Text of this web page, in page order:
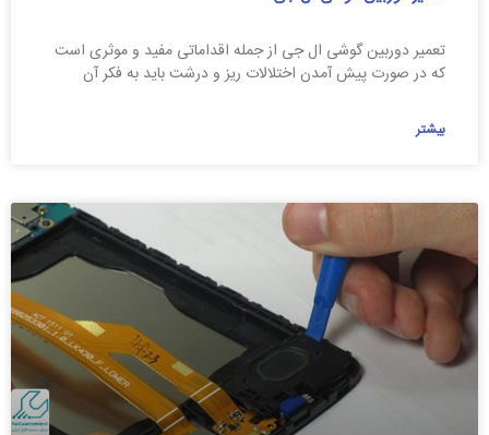
تعمیر دوربین گوشی ال جی از جمله اقداماتی مفید و موثری است
که در صورت پیش آمدن اختلالات ریز و درشت باید به فکر آن
بیشتر